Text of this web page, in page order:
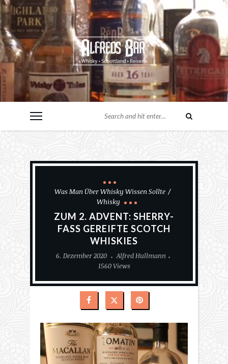
Was Man Über Whisky Wissen Sollte
Whisky
ZUM 2. ADVENT: SHERRY-
FASS GEREIFTE SCOTCH
WHISKIES
6. Dezember 2020
Alfred Hullmann
1560 Views